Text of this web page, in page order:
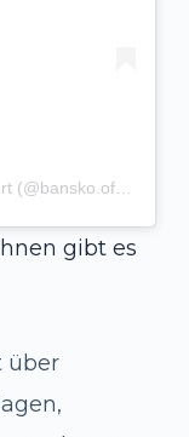
Ein Beitrag geteilt von Bansko Ski Resort (@bansko.official)
gibt es
über